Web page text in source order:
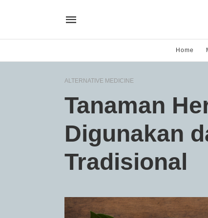
Home
ALTERNATIVE MEDICINE
Tanaman
Digunakan
Tradisional